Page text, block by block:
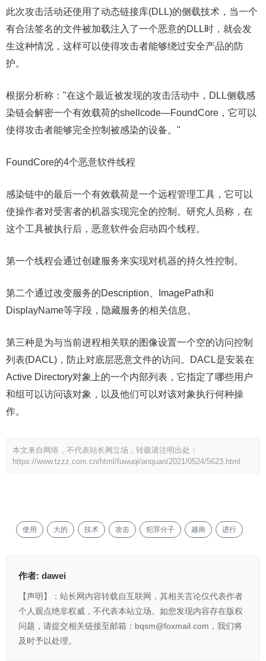
此次攻击活动还使用了动态链接库(DLL)的侧载技术，当一个
有合法签名的文件被加载注入了一个恶意的DLL时，就会发
生这种情况，这样可以使得攻击者能够绕过安全产品的防
护。
根据分析称："在这个最近被发现的攻击活动中，DLL侧载感
染链会解密一个有效载荷的shellcode—FoundCore，它可以
使得攻击者能够完全控制被感染的设备。"
FoundCore的4个恶意软件线程
感染链中的最后一个有效载荷是一个远程管理工具，它可以
使操作者对受害者的机器实现完全的控制。研究人员称，在
这个工具被执行后，恶意软件会启动四个线程。
第一个线程会通过创建服务来实现对机器的持久性控制。
第二个通过改变服务的Description、ImagePath和
DisplayName等字段，隐藏服务的相关信息。
第三种是为与当前进程相关联的图像设置一个空的访问控制
列表(DACL)，防止对底层恶意文件的访问。DACL是安装在
Active Directory对象上的一个内部列表，它指定了哪些用户
和组可以访问该对象，以及他们可以对该对象执行何种操
作。
本文来自网络，不代表站长网立场，转载请注明出处：
https://www.tzzz.com.cn/html/fuwuqi/anquan/2021/0524/5623.html
使用 大的 技术 攻击 犯罪分子 越南 进行
作者: dawei
【声明】：站长网内容转载自互联网，其相关言论仅代表作者
个人观点绝非权威，不代表本站立场。如您发现内容存在版权
问题，请提交相关链接至邮箱：bqsm@foxmail.com，我们将
及时予以处理。